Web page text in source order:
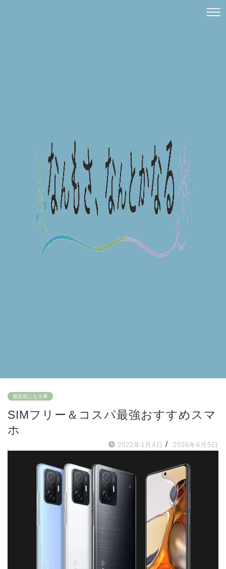
最近気になる事
SIMフリー＆コスパ最強おすすめスマ
ホ
2022年1月4日 / 2026年6月5日